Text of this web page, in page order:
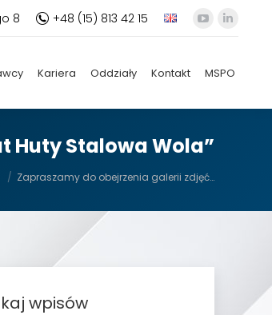
8 +48 (15) 813 42 15
YouTube
się
nowym
się
nowym
Kariera Oddziały Kontakt MSPO
Huty Stalowa Wola”
Zapraszamy do obejrzenia galerii zdjęć…
wpisów